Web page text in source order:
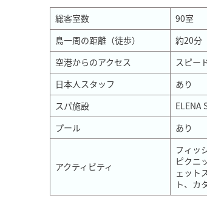
総客室数
90室
島一周の距離（徒歩）
約20分
空港からのアクセス
スピー
日本人スタッフ
あり
スパ施設
ELENA
プール
あり
アクティビティ
フィッ
ピクニ
ェット
ト、カ